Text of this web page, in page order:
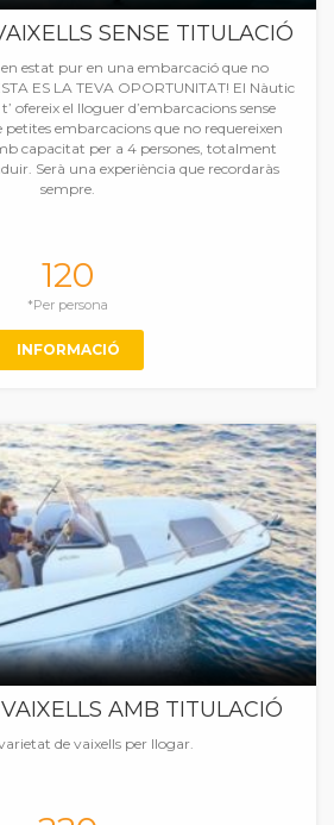
SENSE TITULACIÓ
estat pur en una embarcació que no
ES LA TEVA OPORTUNITAT! El Nàutic
ofereix el lloguer d’embarcacions sense
embarcacions que no requereixen
capacitat per a 4 persones, totalment
Serà una experiència que recordaràs
sempre.
120
*Per persona
INFORMACIÓ
AMB TITULACIÓ
de vaixells per llogar.